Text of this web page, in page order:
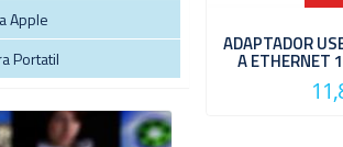
Apple
Portatil
ADAPTADOR
A ETHERNET